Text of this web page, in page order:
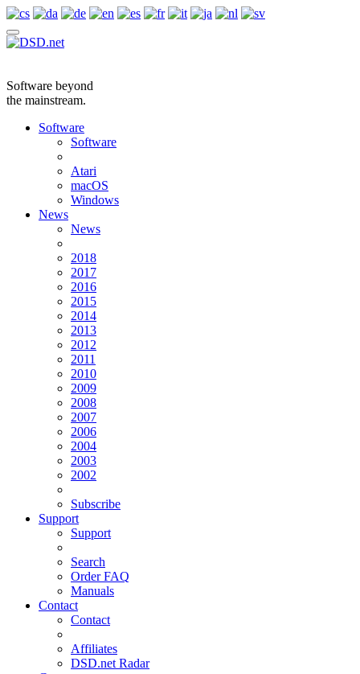
Software beyond
the mainstream.
Software
Software
Atari
macOS
Windows
News
News
2018
2017
2016
2015
2014
2013
2012
2011
2010
2009
2008
2007
2006
2004
2003
2002
Subscribe
Support
Support
Search
Order FAQ
Manuals
Contact
Contact
Affiliates
DSD.net Radar